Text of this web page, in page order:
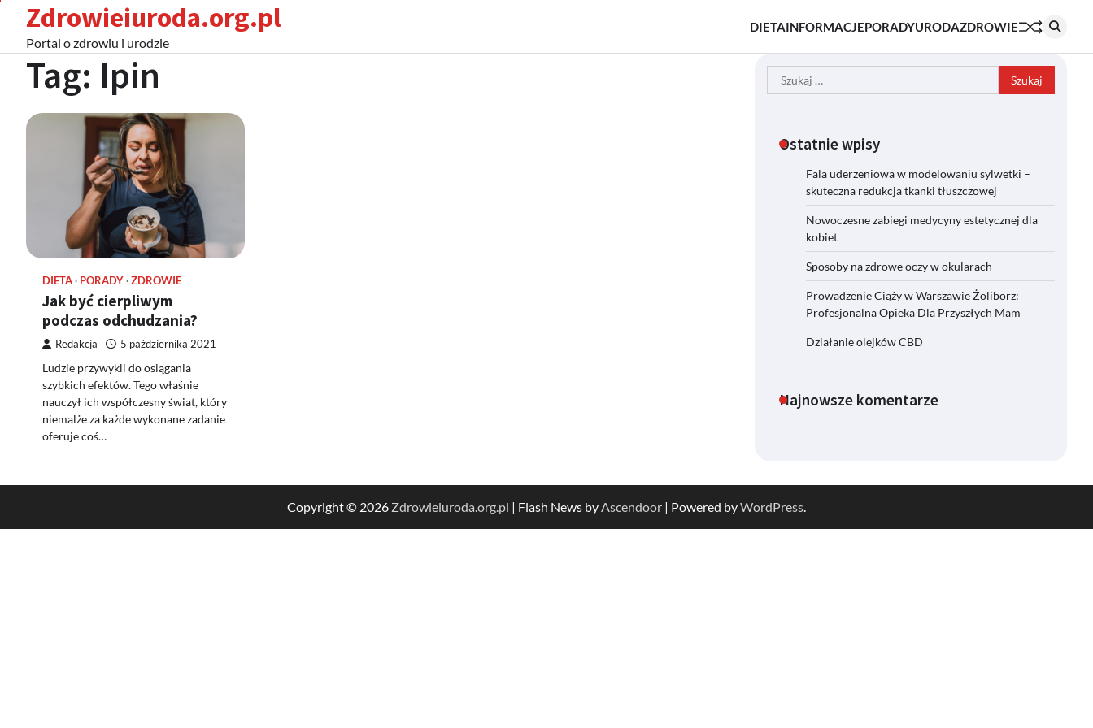
content
Zdrowieiuroda.org.pl
Portal o zdrowiu i urodzie
DIETAINFORMACJEPORADYURODAZDROWIE
Tag: Ipin
DIETA PORADY ZDROWIE
Jak być cierpliwym
podczas odchudzania?
Redakcja 5 października 2021
Ludzie przywykli do osiągania
szybkich efektów. Tego właśnie
nauczył ich współczesny świat, który
niemalże za każde wykonane zadanie
oferuje coś…
Szukaj:
Ostatnie wpisy
Fala uderzeniowa w modelowaniu sylwetki –
skuteczna redukcja tkanki tłuszczowej
Nowoczesne zabiegi medycyny estetycznej dla
kobiet
Sposoby na zdrowe oczy w okularach
Prowadzenie Ciąży w Warszawie Żoliborz:
Profesjonalna Opieka Dla Przyszłych Mam
Działanie olejków CBD
Najnowsze komentarze
Copyright © 2026 Zdrowieiuroda.org.pl | Flash News byAscendoor | Powered byWordPress.